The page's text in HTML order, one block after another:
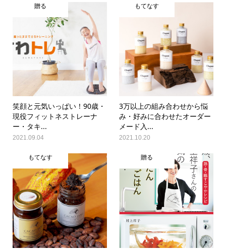
贈る
笑顔と元気いっぱい！90歳・
現役フィットネストレーナ
ー・タキ...
2021.09.04
もてなす
3万以上の組み合わせから悩
み・好みに合わせたオーダー
メード入...
2021.10.20
もてなす 贈る